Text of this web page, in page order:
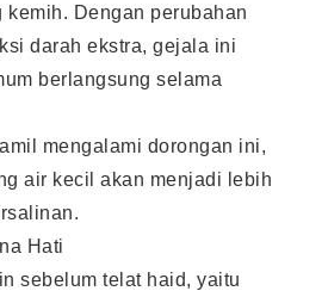
kemih. Dengan perubahan
darah ekstra, gejala ini
berlangsung selama
mengalami dorongan ini,
air kecil akan menjadi lebih
Hati
sebelum telat haid, yaitu